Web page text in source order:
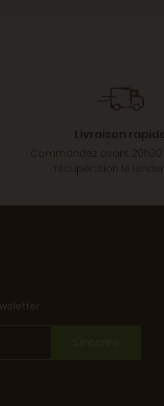
Livraison
Commandez avant
récupération le
S'inscrire